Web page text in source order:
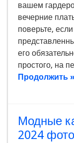
вашем
вечерние
поверьте,
его
простого, на
Продолжить »
Модные
2024 фото